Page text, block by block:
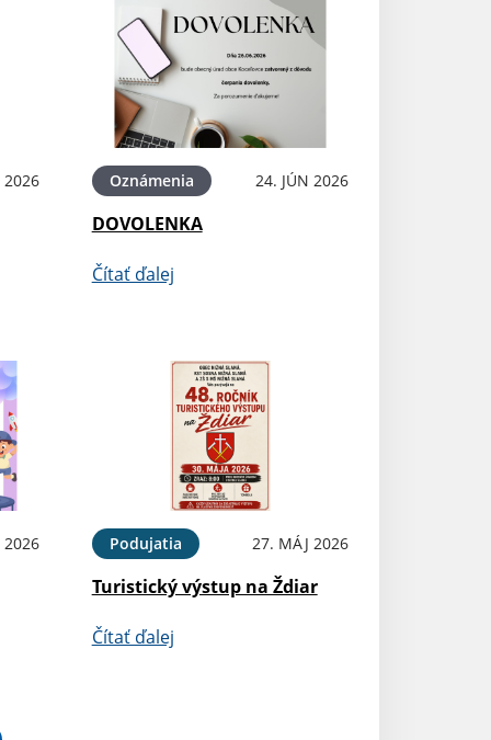
2026 Oznámenia 24. JÚN 2026
DOVOLENKA
Čítať ďalej
2026 Podujatia 27. MÁJ 2026
Turistický výstup na Ždiar
Čítať ďalej